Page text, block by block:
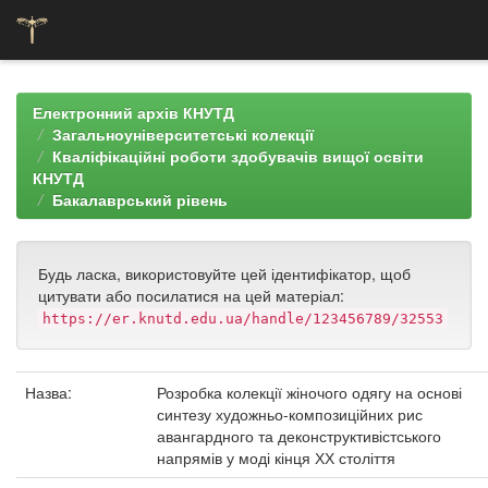
navigationЕлектронний архів КНУТД
Загальноуніверситетські колекції
Кваліфікаційні роботи здобувачів вищої освіти
КНУТД
Бакалаврський рівень
Будь ласка, використовуйте цей ідентифікатор, щоб
цитувати або посилатися на цей матеріал:
https://er.knutd.edu.ua/handle/123456789/32553
Назва:
Розробка колекції жіночого одягу на основі
синтезу художньо-композиційних рис
авангардного та деконструктивістського
напрямів у моді кінця ХХ століття